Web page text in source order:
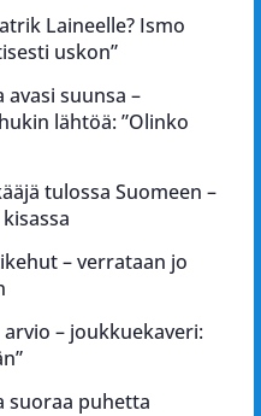
Laineelle? Ismo
uskon”
suunsa –
lähtöä: ”Olinko
tulossa Suomeen –
– verrataan jo
– joukkuekaveri:
suoraa puhetta